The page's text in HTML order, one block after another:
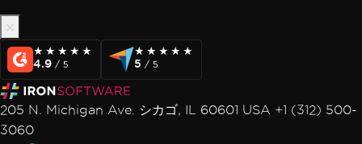
★★★★★
★★★★★
4.9 / 5
★★★★★
★★★★★
5 / 5
205 N. Michigan Ave. シカゴ, IL 60601 USA +1 (312) 500-
3060